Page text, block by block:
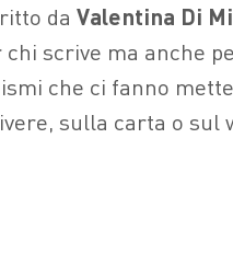
da Valentina Di
scrive ma anche
che ci fanno
sulla carta o sul